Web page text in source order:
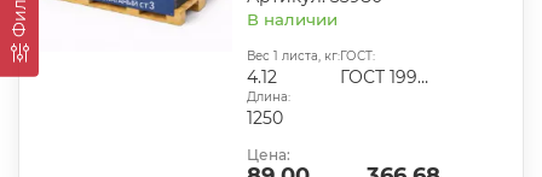
В наличии
Вес 1 листа, кг:
4.12
ГОСТ:
ГОСТ 19904-90
Длина:
1250
Цена: